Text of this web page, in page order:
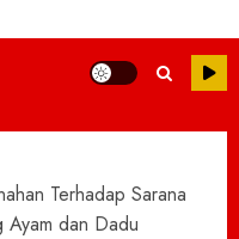
Terhadap Sarana
Ayam dan Dadu